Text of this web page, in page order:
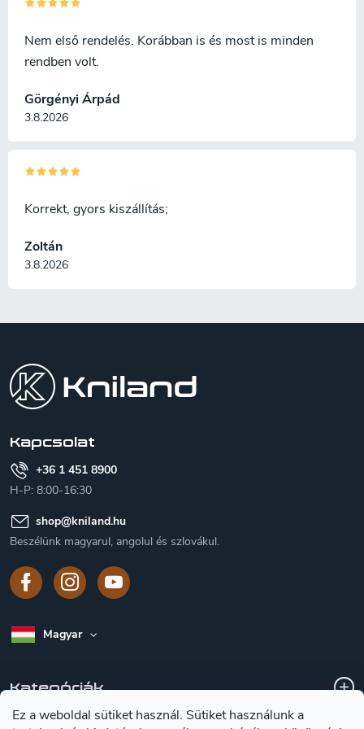
Ez a weboldal sütiket használ. Sütiket használunk a
felhasználhatja a daraboláshoz
és hasításhoz. A fejsze nagyon
versenyszintű vagy hobbi
átvágására is.
Görgényi Árpád
3.8.2026
Nem első rendelés. Korábban is és most is minden
rendben volt.
Zoltán
3.8.2026
Korrekt, gyors kiszállítás;
Kapcsolat
+36 1 451 8900
H-P: 8:00-16:30
shop@kniland.hu
Beszélünk magyarul, angolul és szlovákul.
Magyar
Kategóriák